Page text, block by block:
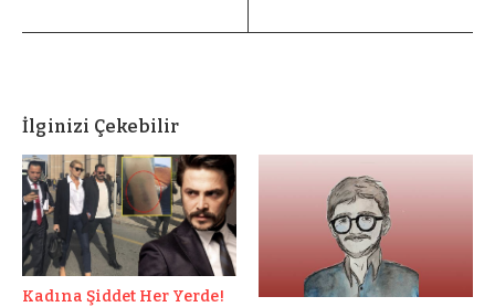
İlginizi Çekebilir
Kadına Şiddet Her Yerde!